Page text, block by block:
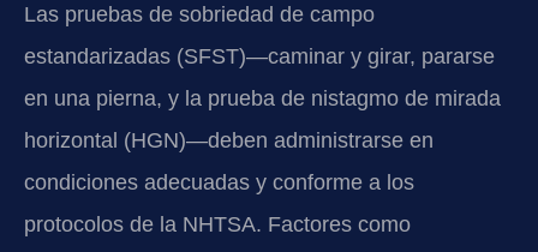
Las pruebas de sobriedad de campo
estandarizadas (SFST)—caminar y girar, pararse
en una pierna, y la prueba de nistagmo de mirada
horizontal (HGN)—deben administrarse en
condiciones adecuadas y conforme a los
protocolos de la NHTSA. Factores como